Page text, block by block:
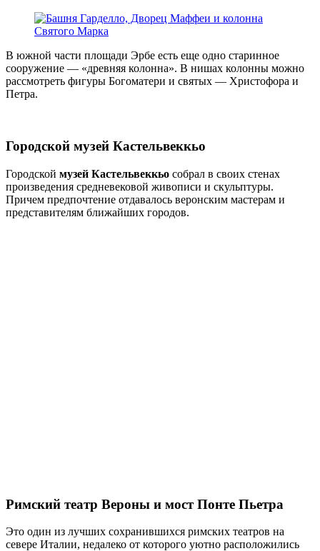
В южной части площади Эрбе есть еще одно старинное
сооружение — «древняя колонна». В нишах колонны можно
рассмотреть фигуры Богоматери и святых — Христофора и
Петра.
Городской музей Кастельвеккьо
Городской музей Кастельвеккьо собрал в своих стенах
произведения средневековой живописи и скульптуры.
Причем предпочтение отдавалось веронским мастерам и
представителям ближайших городов.
Римский театр Вероны и мост Понте Пьетра
Это один из лучших сохранившихся римских театров на
севере Италии, недалеко от которого уютно расположились